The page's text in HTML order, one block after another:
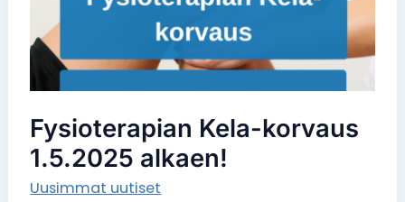
Fysioterapian Kela-korvaus
1.5.2025 alkaen!
Uusimmat uutiset